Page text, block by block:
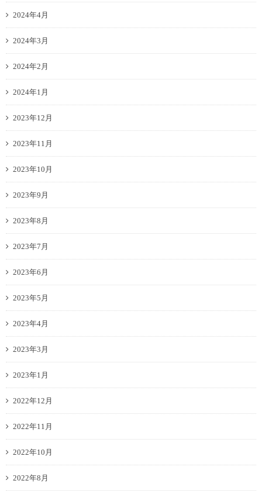
2024年4月
2024年3月
2024年2月
2024年1月
2023年12月
2023年11月
2023年10月
2023年9月
2023年8月
2023年7月
2023年6月
2023年5月
2023年4月
2023年3月
2023年1月
2022年12月
2022年11月
2022年10月
2022年8月